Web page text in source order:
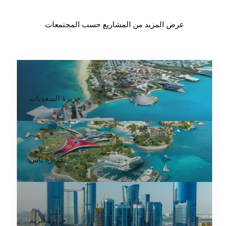
عرض المزيد من المشاريع حسب المجتمعات
جزيرة السعديات
جزيرة ياس
جزيرة الريم